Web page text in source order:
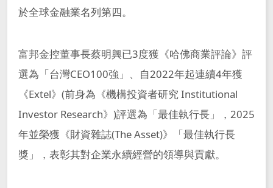
於全球金融業名列第四。
富邦金控董事長蔡明興已3度獲《哈佛商業評論》評
選為「台灣CEO100強」、自2022年起連續4年獲
《Extel》(前身為《機構投資者研究 Institutional
Investor Research》)評選為「最佳執行長」，2025
年並榮獲《財資雜誌(The Asset)》「最佳執行長
獎」，表彰其對企業永續經營的領導與貢獻。